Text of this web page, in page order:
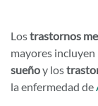
Lostrastornos
mayores incluyen
sueñoy los
la enfermedad de